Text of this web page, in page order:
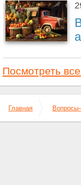
Посмотреть
Главная